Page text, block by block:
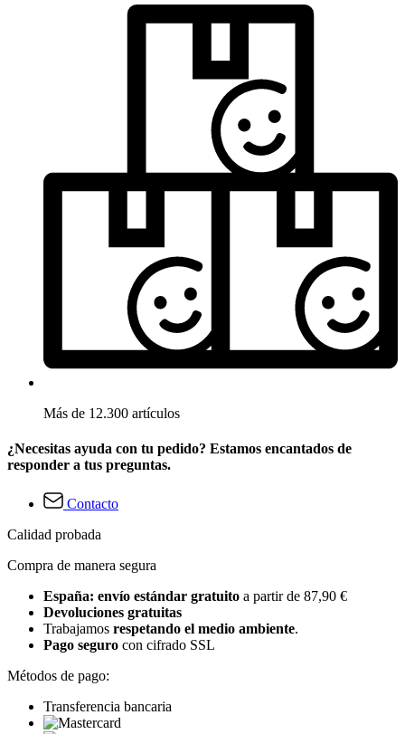
Más de 12.300 artículos
¿Necesitas ayuda con tu pedido? Estamos encantados de
responder a tus preguntas.
Contacto
Calidad probada
Compra de manera segura
España: envío estándar gratuito a partir de 87,90 €
Devoluciones gratuitas
Trabajamos respetando el medio ambiente.
Pago seguro con cifrado SSL
Métodos de pago:
Transferencia bancaria